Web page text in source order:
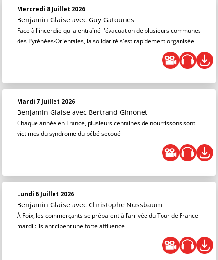
Mercredi 8 Juillet 2026
Benjamin Glaise avec Guy Gatounes
Face à l'incendie qui a entraîné l'évacuation de plusieurs communes
des Pyrénées-Orientales, la solidarité s'est rapidement organisée
Mardi 7 Juillet 2026
Benjamin Glaise avec Bertrand Gimonet
Chaque année en France, plusieurs centaines de nourrissons sont
victimes du syndrome du bébé secoué
Lundi 6 Juillet 2026
Benjamin Glaise avec Christophe Nussbaum
À Foix, les commerçants se préparent à l’arrivée du Tour de France
mardi : ils anticipent une forte affluence